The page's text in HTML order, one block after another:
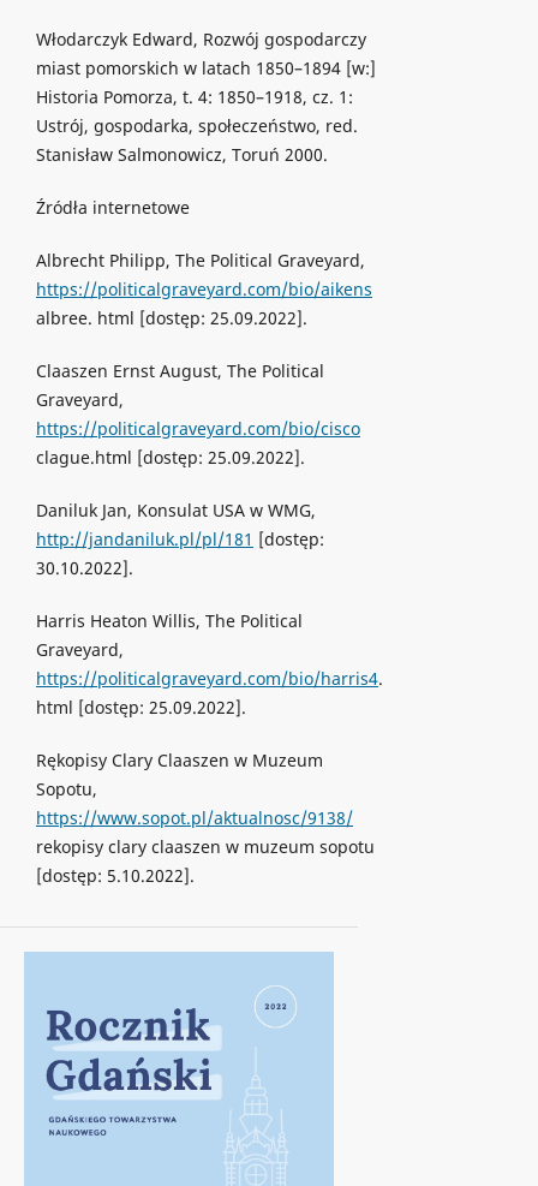
Włodarczyk Edward, Rozwój gospodarczy
miast pomorskich w latach 1850–1894 [w:]
Historia Pomorza, t. 4: 1850–1918, cz. 1:
Ustrój, gospodarka, społeczeństwo, red.
Stanisław Salmonowicz, Toruń 2000.
Źródła internetowe
Albrecht Philipp, The Political Graveyard,
https://politicalgraveyard.com/bio/aikens
albree. html [dostęp: 25.09.2022].
Claaszen Ernst August, The Political
Graveyard,
https://politicalgraveyard.com/bio/cisco
clague.html [dostęp: 25.09.2022].
Daniluk Jan, Konsulat USA w WMG,
http://jandaniluk.pl/pl/181 [dostęp:
30.10.2022].
Harris Heaton Willis, The Political
Graveyard,
https://politicalgraveyard.com/bio/harris4.
html [dostęp: 25.09.2022].
Rękopisy Clary Claaszen w Muzeum
Sopotu,
https://www.sopot.pl/aktualnosc/9138/
rekopisy clary claaszen w muzeum sopotu
[dostęp: 5.10.2022].